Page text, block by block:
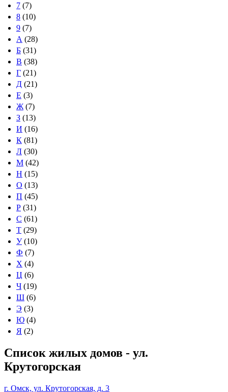
7 (7)
8 (10)
9 (7)
А (28)
Б (31)
В (38)
Г (21)
Д (21)
Е (3)
Ж (7)
З (13)
И (16)
К (81)
Л (30)
М (42)
Н (15)
О (13)
П (45)
Р (31)
С (61)
Т (29)
У(10)
Ф (7)
Х (4)
Ц (6)
Ч (19)
Ш (6)
Э (3)
Ю (4)
Я (2)
Список жилых домов - ул.
Крутогорская
г. Омск, ул. Крутогорская, д. 3